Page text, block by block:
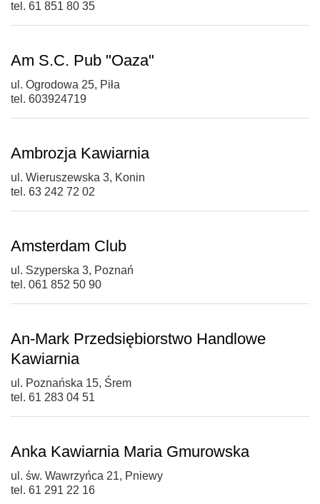
tel. 61 851 80 35
Am S.C. Pub "Oaza"
ul. Ogrodowa 25, Piła
tel. 603924719
Ambrozja Kawiarnia
ul. Wieruszewska 3, Konin
tel. 63 242 72 02
Amsterdam Club
ul. Szyperska 3, Poznań
tel. 061 852 50 90
An-Mark Przedsiębiorstwo Handlowe
Kawiarnia
ul. Poznańska 15, Śrem
tel. 61 283 04 51
Anka Kawiarnia Maria Gmurowska
ul. św. Wawrzyńca 21, Pniewy
tel. 61 291 22 16